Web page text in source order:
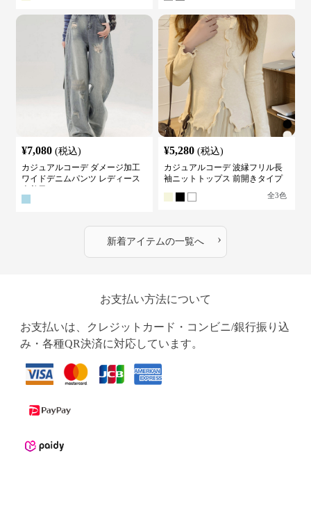
¥7,080 (税込)
カジュアルコーデ ダメージ加工
ワイドデニムパンツ レディース
¥5,280 (税込)
カジュアルコーデ 波縁フリル長
袖ニットトップス 前開きタイプ
全3色
新着アイテムの一覧へ ›
お支払い方法について
お支払いは、クレジットカード・コンビニ/銀行振り込
み・各種QR決済に対応しています。